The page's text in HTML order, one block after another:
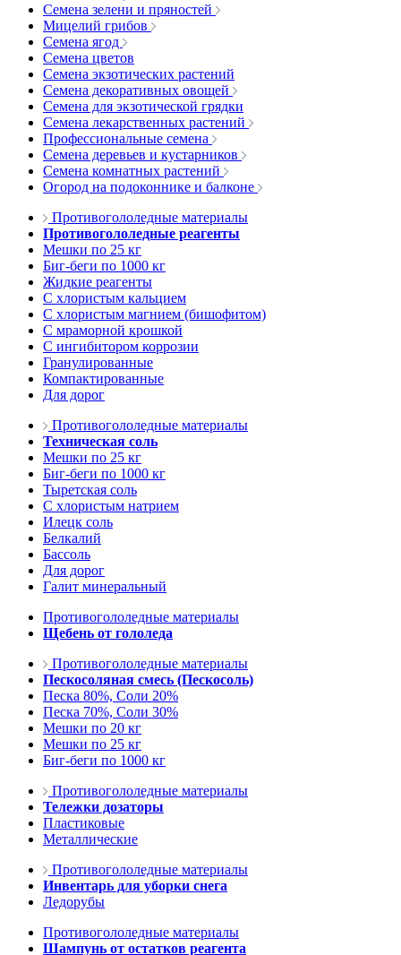
Семена зелени и пряностей
Мицелий грибов
Семена ягод
Семена цветов
Семена экзотических растений
Семена декоративных овощей
Семена для экзотической грядки
Семена лекарственных растений
Профессиональные семена
Семена деревьев и кустарников
Семена комнатных растений
Огород на подоконнике и балконе
Противогололедные материалы
Противогололедные реагенты
Мешки по 25 кг
Биг-беги по 1000 кг
Жидкие реагенты
С хлористым кальцием
С хлористым магнием (бишофитом)
С мраморной крошкой
С ингибитором коррозии
Гранулированные
Компактированные
Для дорог
Противогололедные материалы
Техническая соль
Мешки по 25 кг
Биг-беги по 1000 кг
Тыретская соль
С хлористым натрием
Илецк соль
Белкалий
Бассоль
Для дорог
Галит минеральный
Противогололедные материалы
Щебень от гололеда
Противогололедные материалы
Пескосоляная смесь (Пескосоль)
Песка 80%, Соли 20%
Песка 70%, Соли 30%
Мешки по 20 кг
Мешки по 25 кг
Биг-беги по 1000 кг
Противогололедные материалы
Тележки дозаторы
Пластиковые
Металлические
Противогололедные материалы
Инвентарь для уборки снега
Ледорубы
Противогололедные материалы
Шампунь от остатков реагента